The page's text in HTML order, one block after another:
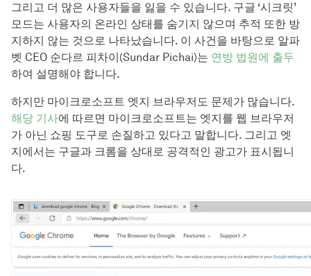
그리고 더 많은 사용자들을 잃을 수 있습니다. 구글 ‘시크릿’
모드는 사용자의 온라인 상태를 숨기지 않으며 추적 또한 방
지하지 않는 것으로 나타났습니다. 이 사건을 바탕으로 알파
벳 CEO 순다르 피차이(Sundar Pichai)는 연방 법원에 출두
하여 설명해야 합니다.
하지만 마이크로소프트 엣지 브라우저도 문제가 많습니다.
해당 기사에 따르면 마이크로소프트는 엣지를 웹 브라우저
가 아닌 쇼핑 도구로 손질하고 있다고 말합니다. 그리고 엣
지에서는 구글과 크롬을 상대로 공격적인 광고가 표시됩니
다.